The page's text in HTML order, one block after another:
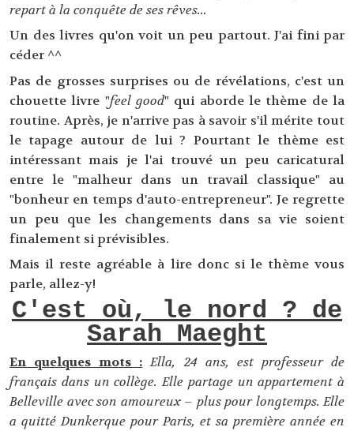
repart à la conquête de ses rêves...
Un des livres qu'on voit un peu partout. J'ai fini par
céder ^^
Pas de grosses surprises ou de révélations, c'est un
chouette livre "feel good" qui aborde le thème de la
routine. Après, je n'arrive pas à savoir s'il mérite tout
le tapage autour de lui ? Pourtant le thème est
intéressant mais je l'ai trouvé un peu caricatural
entre le "malheur dans un travail classique" au
"bonheur en temps d'auto-entrepreneur". Je regrette
un peu que les changements dans sa vie soient
finalement si prévisibles.
Mais il reste agréable à lire donc si le thème vous
parle, allez-y!
C'est où, le nord ? de
Sarah Maeght
En quelques mots : Ella, 24 ans, est professeur de
français dans un collège. Elle partage un appartement à
Belleville avec son amoureux – plus pour longtemps. Elle
a quitté Dunkerque pour Paris, et sa première année en